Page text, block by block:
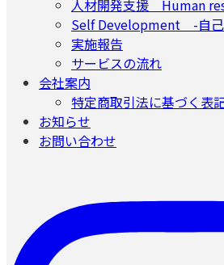
人材開発支援 Human
Self Development -自己
実施報告
サービスの流れ
会社案内
特定商取引法に基づく表
お知らせ
お問い合わせ